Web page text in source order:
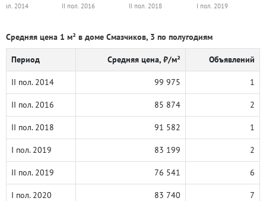
2014 II пол. 2016 II пол. 2018 I пол. 2019
Средняя цена 1 м² в доме Смазчиков, 3 по полугодиям
Период Средняя цена, ₽/м² Объявлений
II пол. 2014 99 975 1
II пол. 2016 85 874 2
II пол. 2018 91 582 1
I пол. 2019 83 199 2
II пол. 2019 76 541 6
I пол. 2020 83 740 7